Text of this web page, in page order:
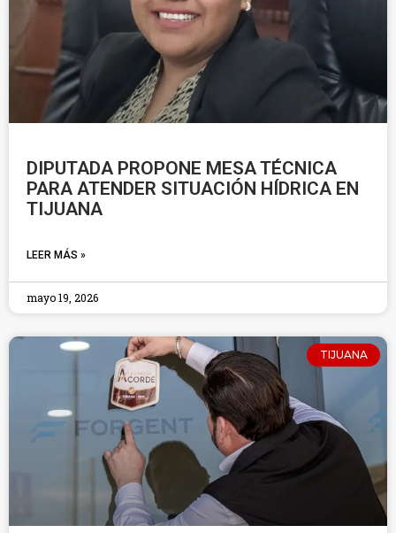
DIPUTADA PROPONE MESA TÉCNICA
PARA ATENDER SITUACIÓN HÍDRICA EN
TIJUANA
LEER MÁS »
mayo 19, 2026
TIJUANA